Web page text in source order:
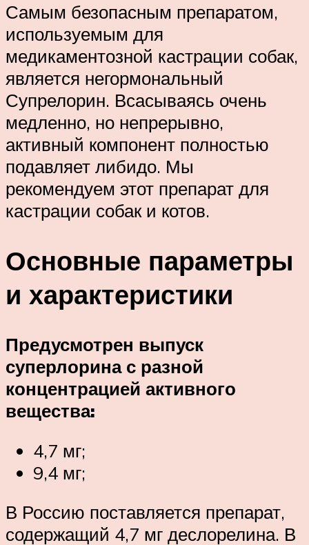
Самым безопасным препаратом,
используемым для
медикаментозной кастрации собак,
является негормональный
Супрелорин. Всасываясь очень
медленно, но непрерывно,
активный компонент полностью
подавляет либидо. Мы
рекомендуем этот препарат для
кастрации собак и котов.
Основные параметры
и характеристики
Предусмотрен выпуск
суперлорина с разной
концентрацией активного
вещества:
4,7 мг;
9,4 мг;
В Россию поставляется препарат,
содержащий 4,7 мг деслорелина. В